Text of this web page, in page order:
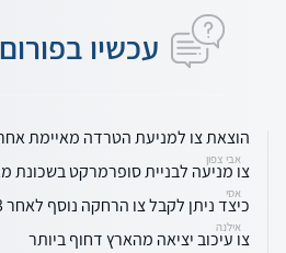
עכשיו בפורום
הוצאת צו למניעת הטרדה מאיימת
אבי צפון
צו מניעה לבניית סופרמרקט בשכונת
אסי
כיצד ניתן לקבל צו הרחקה נוסף לאחר 3 חודשים
אילנה
צו עיכוב יציאה מהארץ דחוף ביותר